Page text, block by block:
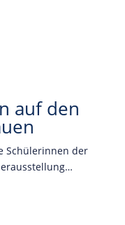
auf den
Schülerinnen der